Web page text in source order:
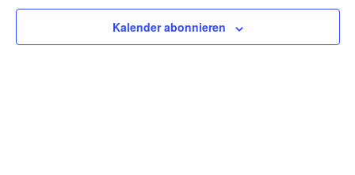
Kalender abonnieren